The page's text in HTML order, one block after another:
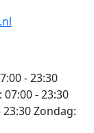
- 23:30
07:00 - 23:30
23:30Zondag: